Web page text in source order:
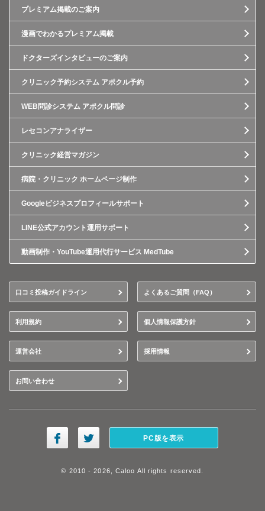
プレミアム掲載のご案内
漫画でわかるプレミアム掲載
ドクターズインタビューのご案内
クリニック予約システム アポクル予約
WEB問診システム アポクル問診
レセコンアナライザー
クリニック経営マガジン
病院・クリニック ホームページ制作
Googleビジネスプロフィールサポート
LINE公式アカウント運用サポート
動画制作・YouTube運用代行サービス MedTube
口コミ投稿ガイドライン よくあるご質問（FAQ）
利用規約 個人情報保護方針
運営会社 採用情報
お問い合わせ
PC版を表示
© 2010 - 2026, Caloo All rights reserved.